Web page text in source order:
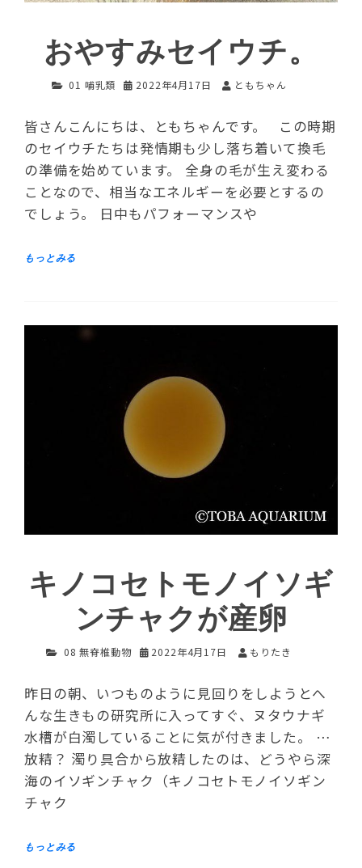
おやすみセイウチ。
01 哺乳類 2022年4月17日 ともちゃん
皆さんこんにちは、ともちゃんです。 この時期
のセイウチたちは発情期も少し落ち着いて換毛
の準備を始めています。 全身の毛が生え変わる
ことなので、相当なエネルギーを必要とするの
でしょう。 日中もパフォーマンスや
キノコセトモノイソギ
ンチャクが産卵
08 無脊椎動物 2022年4月17日 もりたき
昨日の朝、いつものように見回りをしようとへ
んな生きもの研究所に入ってすぐ、ヌタウナギ
水槽が白濁していることに気が付きました。 …
放精？ 濁り具合から放精したのは、どうやら深
海のイソギンチャク（キノコセトモノイソギン
チャク